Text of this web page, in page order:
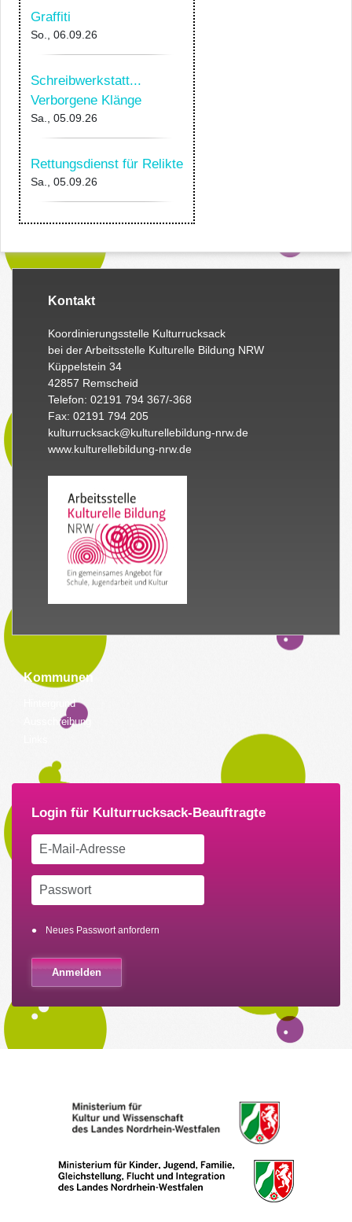
Graffiti
So., 06.09.26
Schreibwerkstatt...
Verborgene Klänge
Sa., 05.09.26
Rettungsdienst für Relikte
Sa., 05.09.26
Kontakt
Koordinierungsstelle Kulturrucksack
bei der Arbeitsstelle Kulturelle Bildung NRW
Küppelstein 34
42857 Remscheid
Telefon: 02191 794 367/-368
Fax: 02191 794 205
kulturrucksack@kulturellebildung-nrw.de
www.kulturellebildung-nrw.de
Kommunen
Hintergrund
Ausschreibung
Neues Passwort anfordern